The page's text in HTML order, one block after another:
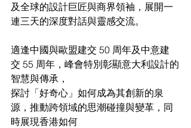
及全球的設計巨匠與商界領袖，展開一
連三天的深度對話與靈感交流。
適逢中國與歐盟建交 50 周年及中意建
交 55 周年，峰會特別彰顯意大利設計的
智慧與傳承，
探討「好奇心」如何成為其創新的泉
源，推動跨領域的思潮碰撞與變革，同
時展現香港如何